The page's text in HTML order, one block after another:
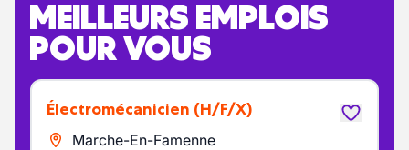
MEILLEURS EMPLOIS
POUR VOUS
Électromécanicien (H/F/X)
Marche-En-Famenne